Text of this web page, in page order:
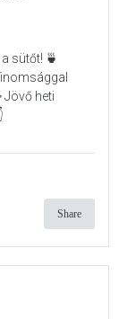
sütőt! 🍵
Jövő heti
Share